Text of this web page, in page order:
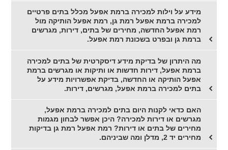
מידע על וילות למכירה ברמת אפעל מכלל בתים פרטיים
למכירה ברמת אפעל רמת גן, רמת אפעל הותיקה מול
רמת אפעל החדשה, מחירים של בתים, דירות, מגרשים
ברמת גן ובפרט בשכונת רמת אפעל.
מה היתרון של בדיקת מידע דיסקרטית של בתים למכירה
ברמת אפעל, דירות חדשות או ותיקות או מגרשים ברמת
אפעל הותיקה או החדשה, בדיקת אפשרויות מידע על
בתים למכירה ברמת אפעל, מגרשים, דירות.
האם כדאי לקנות היום בתים למכירה ברמת אפעל,
מגרשים או דירות למכירה? היכן אפשר לבחון מגמות
מחירים של בתים או דירות? רמת אפעל רמת גן בדיקות
מחירים יד 2, מדלן ומה שביניהם.